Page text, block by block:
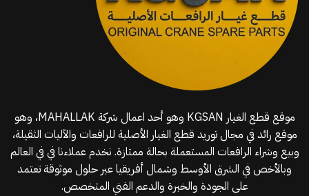
موقع قطع الغيار KGSAN وهو أحد اعمال شركة MAHALLAK، وهو
موقع رائد في مجال توريد قطع الغيار الأصلية للرافعات والآليات الثقيلة،
وبيع وشراء الرافعات المستعملة بحالة ممتازة. نخدم عملاءنا في في العالم
وبالأخص في الشرق الأوسط وشمال أفريقيا عبر حلول موثوقة تعتمد
على الجودة والخبرة والدعم الفني المتخصص.